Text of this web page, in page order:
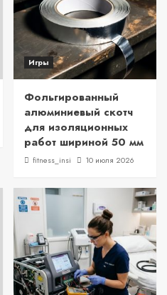
Игры
Фольгированный
алюминиевый скотч
для изоляционных
работ шириной 50 мм
fitness_insi 10 июля 2026